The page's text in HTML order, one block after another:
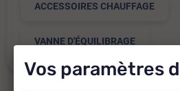
ACCESSOIRES CHAUFFAGE
VANNE D'ÉQUILIBRAGE
Vos paramètres